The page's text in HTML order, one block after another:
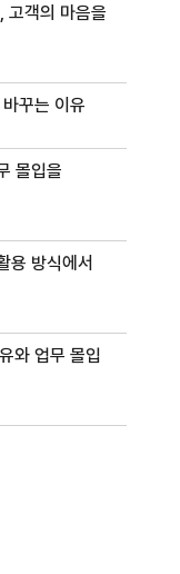
고객의 마음을
꾸는 이유
몰입을
용 방식에서
와 업무 몰입